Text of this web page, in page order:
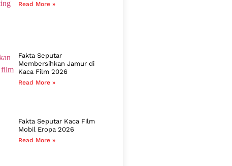
Read More »
Fakta Seputar
Membersihkan Jamur di
Kaca Film 2026
Read More »
Fakta Seputar Kaca Film
Mobil Eropa 2026
Read More »